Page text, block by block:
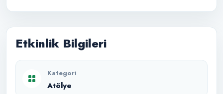
Etkinlik Bilgileri
Kategori
Atölye